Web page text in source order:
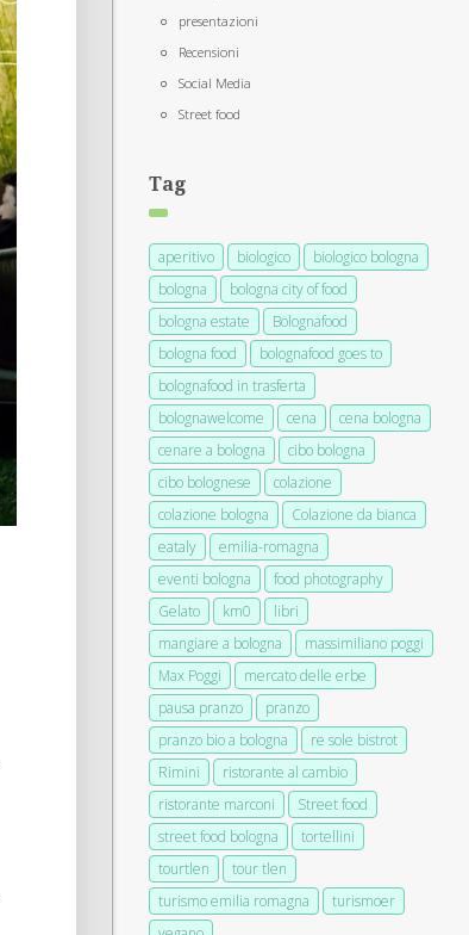
presentazioni
Recensioni
Social Media
Street food
Tag
aperitivo biologico
biologico bologna
bologna
bologna city of food
bologna estate
Bolognafood
bologna food
bolognafood goes to
bolognafood in trasferta
bolognawelcome
cena
cena bologna
cenare a bologna
cibo bologna
cibo bolognese
colazione
colazione bologna
Colazione da bianca
eataly
emilia-romagna
eventi bologna
food photography
Gelato
km0
libri
mangiare a bologna
massimiliano poggi
Max Poggi
mercato delle erbe
pausa pranzo
pranzo
pranzo bio a bologna
re sole bistrot
Rimini
ristorante al cambio
ristorante marconi
Street food
street food bologna
tortellini
tourtlen
tour tlen
turismo emilia romagna
turismoer